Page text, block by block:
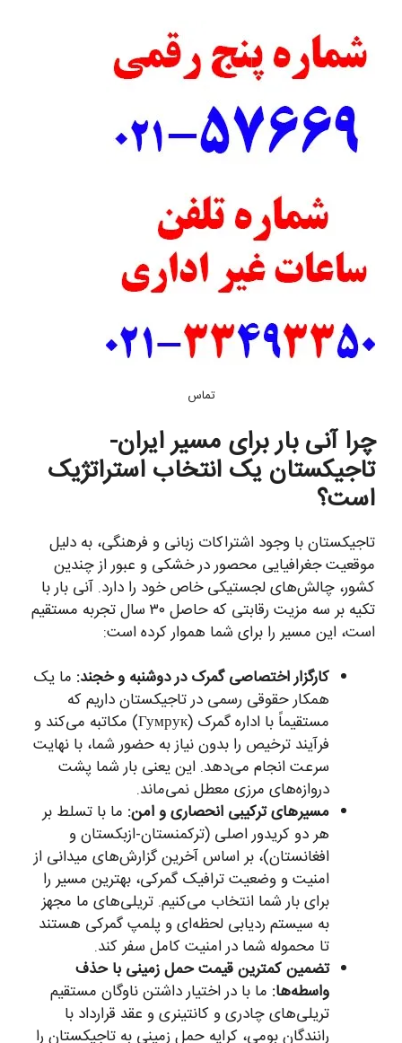
تماس
چرا آنی بار برای مسیر ایران-
تاجیکستان یک انتخاب استراتژیک
است؟
تاجیکستان با وجود اشتراکات زبانی و فرهنگی، به دلیل
موقعیت جغرافیایی محصور در خشکی و عبور از چندین
کشور، چالش‌های لجستیکی خاص خود را دارد. آنی بار با
تکیه بر سه مزیت رقابتی که حاصل ۳۰ سال تجربه مستقیم
است، این مسیر را برای شما هموار کرده است:
کارگزار اختصاصی گمرک در دوشنبه و خجند: ما یک
همکار حقوقی رسمی در تاجیکستان داریم که
مستقیماً با اداره گمرک (Гумрук) مکاتبه می‌کند و
فرآیند ترخیص را بدون نیاز به حضور شما، با نهایت
سرعت انجام می‌دهد. این یعنی بار شما پشت
دروازه‌های مرزی معطل نمی‌ماند.
مسیرهای ترکیبی انحصاری و امن: ما با تسلط بر
هر دو کریدور اصلی (ترکمنستان-ازبکستان و
افغانستان)، بر اساس آخرین گزارش‌های میدانی از
امنیت و وضعیت ترافیک گمرکی، بهترین مسیر را
برای بار شما انتخاب می‌کنیم. تریلی‌های ما مجهز
به سیستم ردیابی لحظه‌ای و پلمپ گمرکی هستند
تا محموله شما در امنیت کامل سفر کند.
تضمین کمترین قیمت حمل زمینی با حذف
واسطه‌ها: ما با در اختیار داشتن ناوگان مستقیم
تریلی‌های چادری و کانتینری و عقد قرارداد با
رانندگان بومی، کرایه حمل زمینی به تاجیکستان را